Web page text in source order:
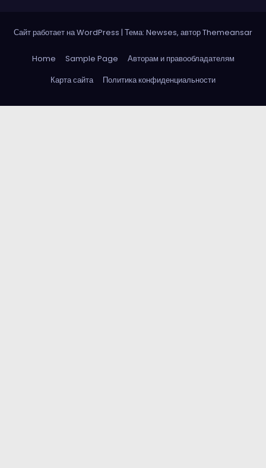
Сайт работает на WordPress | Тема: Newses, авторThemeansar
Home Sample Page
Авторам и правообладателям
Карта сайта
Политика конфиденциальности